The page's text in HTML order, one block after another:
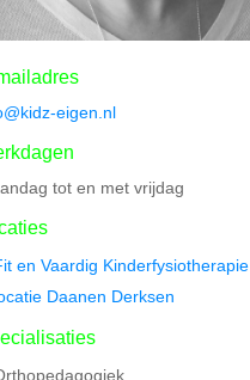
eigen.nl
tot en met vrijdag
en Vaardig Kinderfysiotherapie
Daanen Derksen